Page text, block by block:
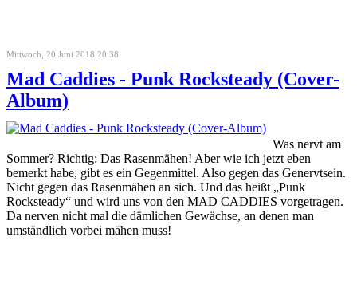
Mittwoch, 20 Juni 2018 20:38
Mad Caddies - Punk Rocksteady (Cover-
Album)
Was nervt am
Sommer? Richtig: Das Rasenmähen! Aber wie ich jetzt eben
bemerkt habe, gibt es ein Gegenmittel. Also gegen das Genervtsein.
Nicht gegen das Rasenmähen an sich. Und das heißt „Punk
Rocksteady“ und wird uns von den MAD CADDIES vorgetragen.
Da nerven nicht mal die dämlichen Gewächse, an denen man
umständlich vorbei mähen muss!